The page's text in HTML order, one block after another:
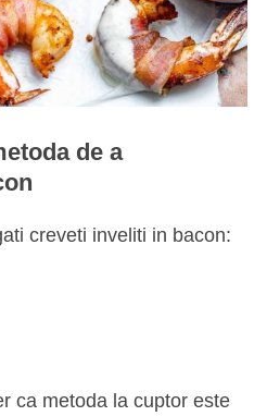
de a
creveti inveliti in bacon:
ca metoda la cuptor este